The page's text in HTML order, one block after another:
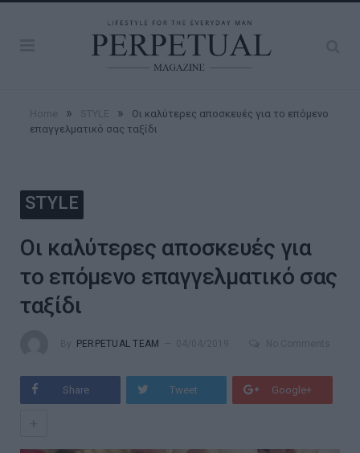
» »
Οι καλύτερες αποσκευές για το επόμενο
επαγγελματικό σας ταξίδι
STYLE
Οι καλύτερες αποσκευές για
το επόμενο επαγγελματικό σας
ταξίδι
PERPETUAL TEAM
Share Tweet Google+